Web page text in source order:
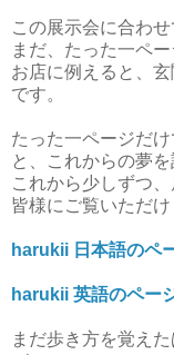
この展示会に合わ
まだ、たった一ペー
お店に例えると、
です。
たった一ページだ
と、これからの夢を
これから少しずつ
皆様にご覧いただ
harukii 日本語のペ
harukii 英語のペー
まだ歩き方を覚え